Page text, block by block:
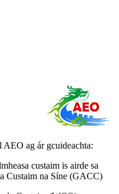
ag ár gcuideachta:
custaim is airde sa
Custaim na Síne (GACC)